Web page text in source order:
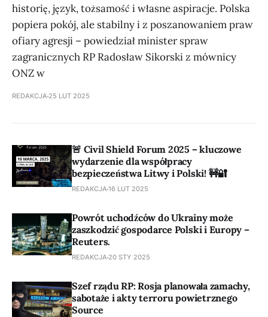
historię, język, tożsamość i własne aspiracje. Polska
popiera pokój, ale stabilny i z poszanowaniem praw
ofiary agresji – powiedział minister spraw
zagranicznych RP Radosław Sikorski z mównicy
ONZ w
REDAKCJA 25 LUT 2025
🚨 Civil Shield Forum 2025 – kluczowe
wydarzenie dla współpracy
bezpieczeństwa Litwy i Polski! 🚧🔐
REDAKCJA16 LUT 2025
Powrót uchodźców do Ukrainy może
zaszkodzić gospodarce Polski i Europy –
Reuters.
REDAKCJA 20 STY 2025
Szef rządu RP: Rosja planowała zamachy,
sabotaże i akty terroru powietrznego
Source